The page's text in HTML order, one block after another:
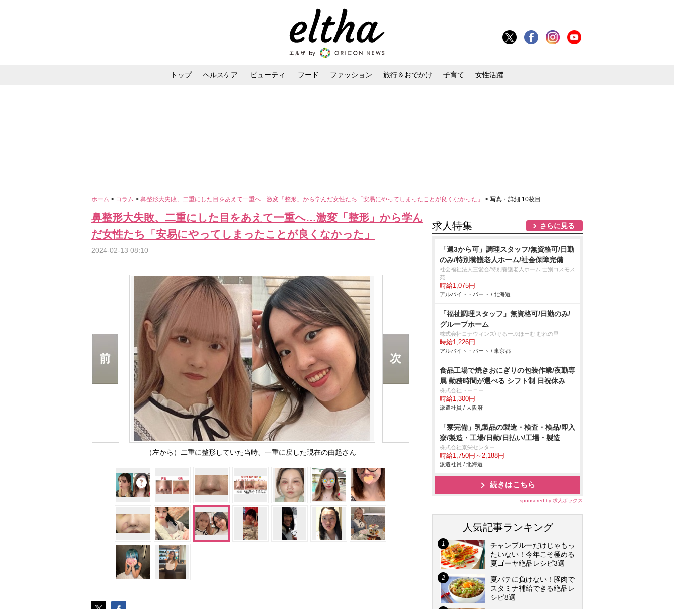
トップ ヘルスケア ビューティ フード ファッション 旅行＆おでかけ 子育て 女性活躍
ホーム > コラム > 鼻整形大失敗、二重にした目をあえて一重へ…激変「整形」から学んだ女性たち「安易にやってしまったことが良くなかった」 > 写真・詳細 10枚目
鼻整形大失敗、二重にした目をあえて一重へ…激変「整形」から学ん
だ女性たち「安易にやってしまったことが良くなかった」
2024-02-13 08:10
（左から）二重に整形していた当時、一重に戻した現在の由起さん
求人特集 さらに見る
「週3から可」調理スタッフ/無資格可/日勤
のみ/特別養護老人ホーム/社会保障完備
社会福祉法人三愛会/特別養護老人ホーム 士別コスモス
苑
時給1,075円
アルバイト・パート / 北海道
「福祉調理スタッフ」無資格可/日勤のみ/
グループホーム
株式会社コナウィンズ/ぐるーぷほーむ むれの里
時給1,226円
アルバイト・パート / 東京都
食品工場で焼きおにぎりの包装作業/夜勤専
属 勤務時間が選べる シフト制 日祝休み
株式会社トーコー
時給1,300円
派遣社員 / 大阪府
「寮完備」乳製品の製造・検査・検品/即入
寮/製造・工場/日勤/日払い/工場・製造
株式会社京栄センター
時給1,750円～2,188円
派遣社員 / 北海道
続きはこちら
sponsored by 求人ボックス
人気記事ランキング
チャンプルーだけじゃもっ
たいない！今年こそ極める
夏ゴーヤ絶品レシピ3選
夏バテに負けない！豚肉で
スタミナ補給できる絶品レ
シピ8選